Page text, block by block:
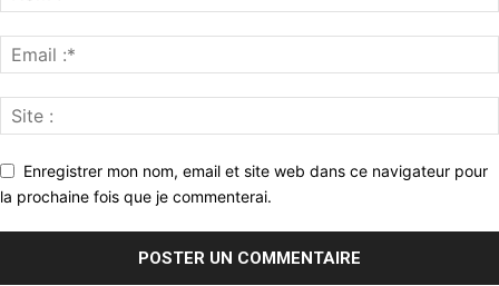
Enregistrer mon nom, email et site web dans ce navigateur pour
la prochaine fois que je commenterai.